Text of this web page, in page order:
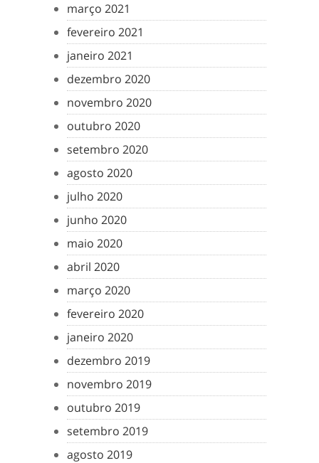
março 2021
fevereiro 2021
janeiro 2021
dezembro 2020
novembro 2020
outubro 2020
setembro 2020
agosto 2020
julho 2020
junho 2020
maio 2020
abril 2020
março 2020
fevereiro 2020
janeiro 2020
dezembro 2019
novembro 2019
outubro 2019
setembro 2019
agosto 2019